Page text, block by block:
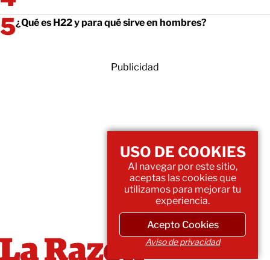
¿Qué es H22 y para qué sirve en hombres?
Publicidad
USO DE COOKIES
Al navegar por este sitio,
aceptas las cookies que
utilizamos para mejorar tu
experiencia.
Acepto Cookies
Aviso de privacidad